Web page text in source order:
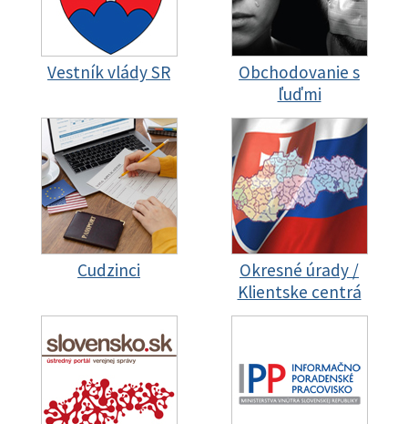
Vestník vlády SR
Obchodovanie s
ľuďmi
Cudzinci
Okresné úrady /
Klientske centrá